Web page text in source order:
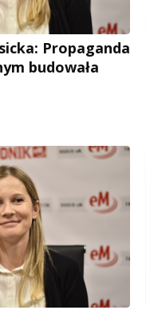
Propaganda
budowała